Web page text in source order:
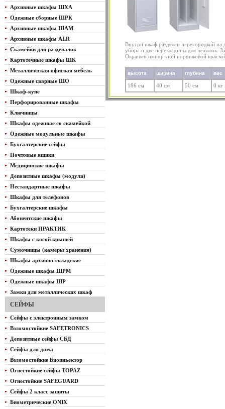
Архивные шкафы ШХА
Одежные сборные ШРК
Архивные шкафы ШАМ
Архивные шкафы ALR
Скамейки для раздевалок
Картотечные шкафы ШК
Металлическая офисная мебель
Одежные сварные ШО
Шкаф-купе
Перфорированные шкафы
Ключницы
Шкафы одежные со скамейкой
Одежные модульные шкафы
Бухгалтерские сейфы
Почтовые ящики
Медицинские шкафы
Депозитные шкафы (модули)
Нестандартные шкафы
Шкафы для телефонов
Бухгалтерские шкафы
Абонентские шкафы
Картотеки ПРАКТИК
Шкафы с косой крышей
Сумочницы (камеры хранения)
Шкафы архивно-складские
Одежные шкафы ШРМ
Одежные шкафы ШР
Замки для металлических шкаф
СЕЙФЫ
Сейфы с электронным замком
Взломостойкие SAFETRONICS
Депозитные сейфы СБД
Сейфы для дома
Взломостойкие Биоиньектор
Огнестойкие сейфы TOPAZ
Огнестойкие SAFEGUARD
Сейфы 2 класс защиты
Биометрические ONIX
Внутри шкаф разделен перегородкой на
убора и две перекладины для вешалок.
Окрашен импортной порошковой
высота ширина глубина вес
186 см 40 см 50 см 0 кг